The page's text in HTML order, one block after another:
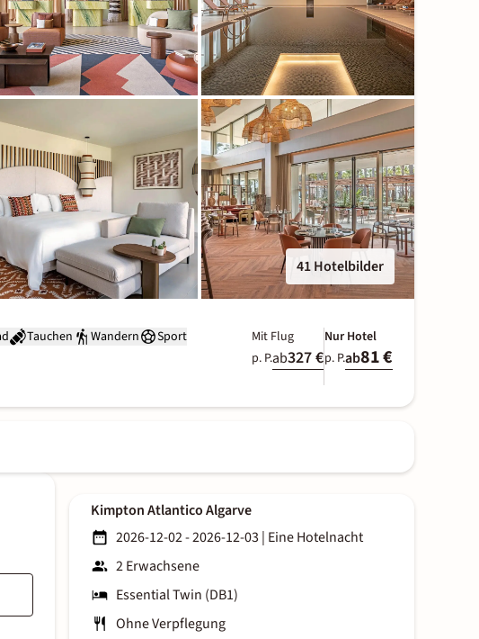
41 Hotelbilder
Tauchen Wandern
Sport
Mit Flug
p. P.ab327 €
Nur Hotel
p. P.ab81 €
Kimpton Atlantico Algarve
2026-12-02 - 2026-12-03 | Eine Hotelnacht
2 Erwachsene
Essential Twin (DB1)
Ohne Verpflegung